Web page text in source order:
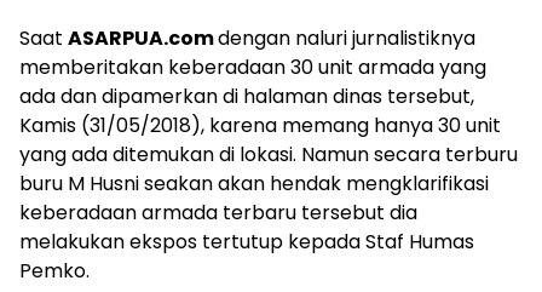
Saat ASARPUA.comdengan naluri jurnalistiknya
memberitakan keberadaan 30 unit armada yang
ada dan dipamerkan di halaman dinas tersebut,
Kamis (31/05/2018), karena memang hanya 30 unit
yang ada ditemukan di lokasi. Namun secara terburu
buru M Husni seakan akan hendak mengklarifikasi
keberadaan armada terbaru tersebut dia
melakukan ekspos tertutup kepada Staf Humas
Pemko.